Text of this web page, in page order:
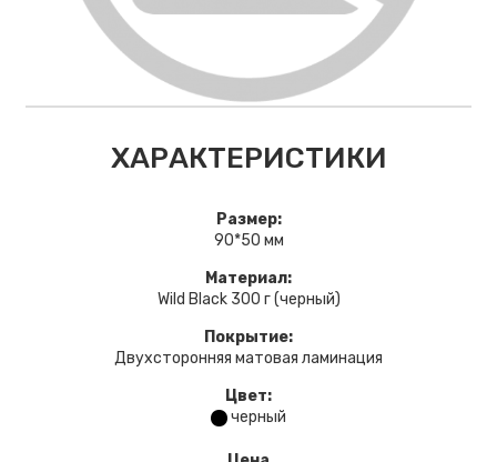
ХАРАКТЕРИСТИКИ
Размер:
90*50 мм
Материал:
Wild Black 300 г (черный)
Покрытие:
Двухсторонняя матовая ламинация
Цвет:
черный